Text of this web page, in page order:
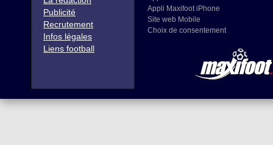
Publicité
Recrutement
Infos légales
Liens football
Appli Maxifoot iPhone
Site web Mobile
Choix de consentement